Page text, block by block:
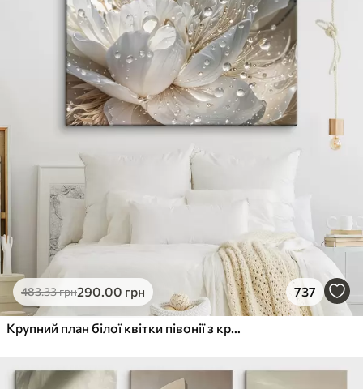
483.33грн290.00 грн 737
Крупний план білої квітки півонії з крапельками води на пелюстках на розмитому фоні